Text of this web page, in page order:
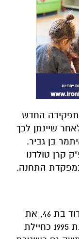
החדש
שיינתן לכך
בן גביר.
קרן טולדנו
התחנה.
רפ"ק קרן טולדנו היא תושבת אשדוד בת 46, את
דרכה במשטרה היא התחילה בשנת 1995 כחיילת